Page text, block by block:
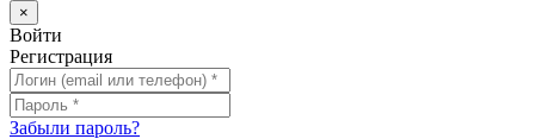
×
Войти
Регистрация
Забыли пароль?